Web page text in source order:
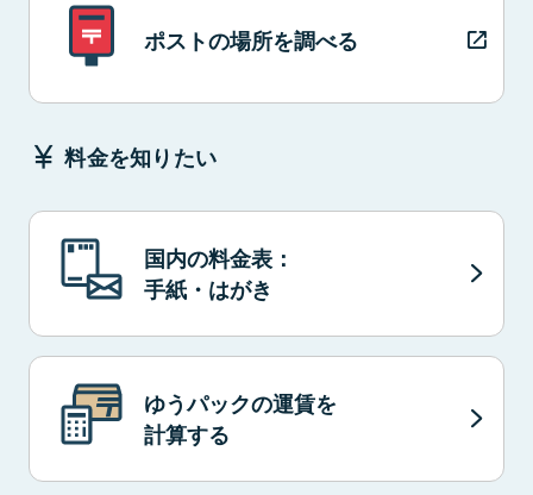
ポストの場所を調べる
料金を知りたい
国内の料金表：
手紙・はがき
ゆうパックの運賃を
計算する